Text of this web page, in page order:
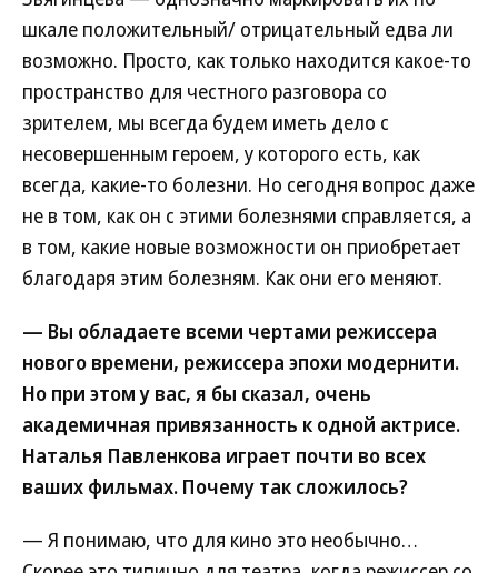
шкале положительный/ отрицательный едва ли
возможно. Просто, как только находится какое-то
пространство для честного разговора со
зрителем, мы всегда будем иметь дело с
несовершенным героем, у которого есть, как
всегда, какие-то болезни. Но сегодня вопрос даже
не в том, как он с этими болезнями справляется, а
в том, какие новые возможности он приобретает
благодаря этим болезням. Как они его меняют.
— Вы обладаете всеми чертами режиссера
нового времени, режиссера эпохи модернити.
Но при этом у вас, я бы сказал, очень
академичная привязанность к одной актрисе.
Наталья Павленкова играет почти во всех
ваших фильмах. Почему так сложилось?
— Я понимаю, что для кино это необычно…